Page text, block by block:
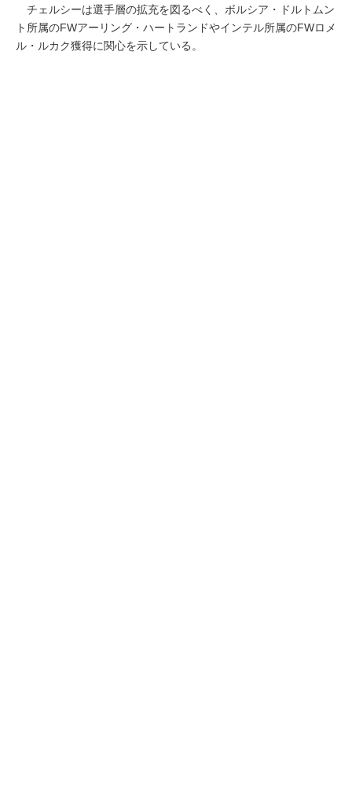
チェルシーは選手層の拡充を図るべく、ボルシア・ドルトムン
ト所属のFWアーリング・ハートランドやインテル所属のFWロメ
ル・ルカク獲得に関心を示している。